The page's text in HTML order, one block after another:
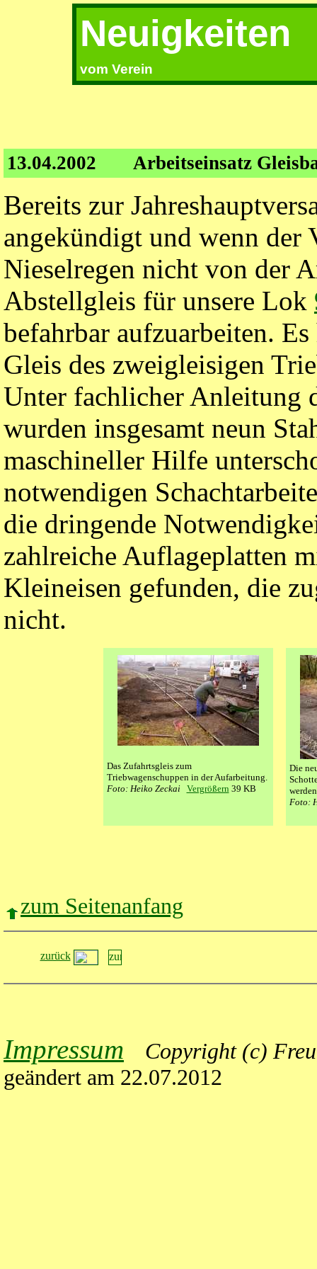
Neuigkeiten
vom Verein
13.04.2002 Arbeitseinsatz
Bereits zur
angekündigt und wenn der
Nieselregen nicht von der
Abstellgleis für unsere Lok
befahrbar aufzuarbeiten.
Gleis des zweigleisigen
Unter fachlicher Anleitung
wurden insgesamt neun
maschineller Hilfe
notwendigen
die dringende
zahlreiche Auflageplatten
Kleineisen gefunden, die
nicht.
Das Zufahrtsgleis zum
Triebwagenschuppen in der Aufarbeitung.
Foto: Heiko Zeckai
Vergrößern 39 KB
Die
Foto:
zum Seitenanfang
zurück
Impressum Copyright(c)
geändert am 22.07.2012